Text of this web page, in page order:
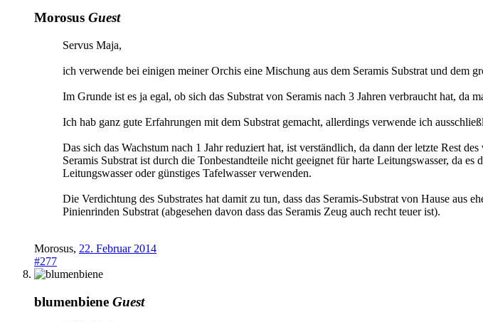
Morosus Guest
Servus Maja,
ich verwende bei einigen meiner Orchis eine Mischung aus dem Seramis Substrat und dem
Im Grunde ist es ja egal, ob sich das Substrat von Seramis nach 3 Jahren verbraucht hat, da
Ich hab ganz gute Erfahrungen mit dem Substrat gemacht, allerdings verwende ich
Das sich das Wachstum nach 1 Jahr reduziert hat, ist verständlich, da dann der letzte Rest
Seramis Substrat ist durch die Tonbestandteile nicht geeignet für harte Leitungswasser, da
Leitungswasser oder günstiges Tafelwasser verwenden.
Die Verdichtung des Substrates hat damit zu tun, dass das Seramis-Substrat von Hause
Pinienrinden Substrat (abgesehen davon dass das Seramis Zeug auch recht teuer ist).
Morosus, 22. Februar 2014
#277
blumenbiene Guest